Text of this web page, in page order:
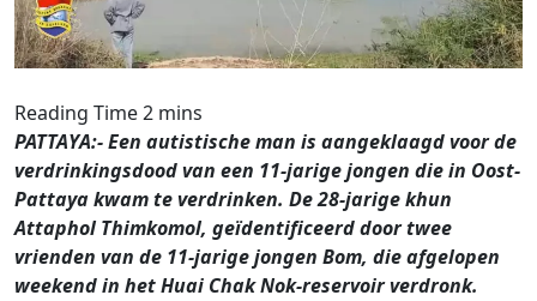
PATTAYA:- Een autistische man is aangeklaagd voor de
verdrinkingsdood van een 11-jarige jongen die in Oost-
Pattaya kwam te verdrinken. De 28-jarige khun
Attaphol Thimkomol, geïdentificeerd door twee
vrienden van de 11-jarige jongen Bom, die afgelopen
weekend in het Huai Chak Nok-reservoir verdronk.